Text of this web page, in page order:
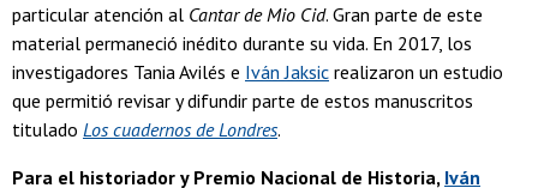
particular atención al Cantar de Mio Cid. Gran parte de este
material permaneció inédito durante su vida. En 2017, los
investigadores Tania Avilés e Iván Jaksic realizaron un estudio
que permitió revisar y difundir parte de estos manuscritos
titulado Los cuadernos de Londres.
Para el historiador y Premio Nacional de Historia, Iván